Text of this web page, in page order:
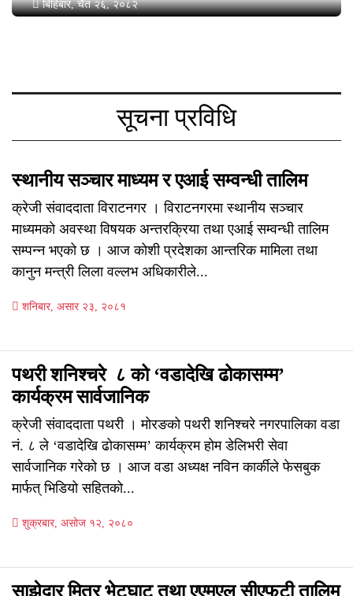
बिहिबार, चैत २६, २०८२
सूचना प्रविधि
स्थानीय सञ्चार माध्यम र एआई सम्वन्धी तालिम
क्रेजी संवाददाता विराटनगर । विराटनगरमा स्थानीय सञ्चार
माध्यमको अवस्था विषयक अन्तरक्रिया तथा एआई सम्वन्धी तालिम
सम्पन्न भएको छ । आज कोशी प्रदेशका आन्तरिक मामिला तथा
कानुन मन्त्री लिला वल्लभ अधिकारीले...
शनिबार, असार २३, २०८१
पथरी शनिश्चरे ८ को ‘वडादेखि ढोकासम्म’
कार्यक्रम सार्वजानिक
क्रेजी संवाददाता पथरी । मोरङको पथरी शनिश्चरे नगरपालिका वडा
नं. ८ ले ‘वडादेखि ढोकासम्म’ कार्यक्रम होम डेलिभरी सेवा
सार्वजानिक गरेको छ । आज वडा अध्यक्ष नविन कार्कीले फेसबुक
मार्फत् भिडियो सहितको...
शुक्रबार, असोज १२, २०८०
साझेदार मित्र भेटघाट तथा एएमएल सीएफटी तालिम